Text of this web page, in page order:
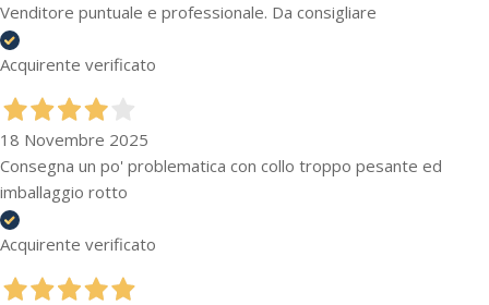
Venditore puntuale e professionale. Da consigliare
Acquirente verificato
18 Novembre 2025
Consegna un po' problematica con collo troppo pesante ed
imballaggio rotto
Acquirente verificato